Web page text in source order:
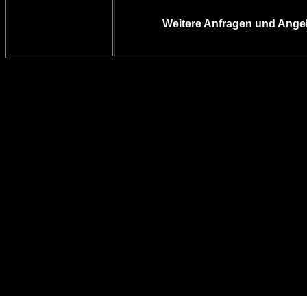
Weitere Anfragen und